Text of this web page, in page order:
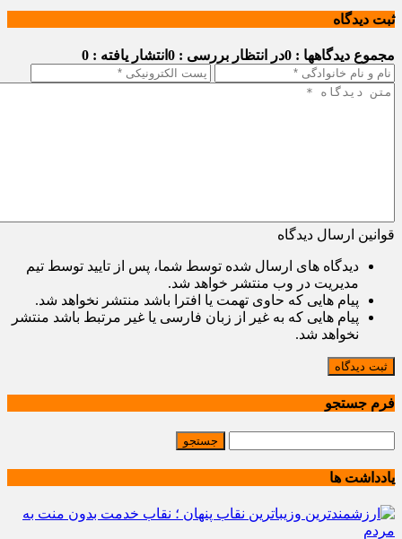
ثبت دیدگاه
مجموع دیدگاهها : 0 در انتظار بررسی : 0 انتشار یافته : 0
قوانین ارسال دیدگاه
دیدگاه های ارسال شده توسط شما، پس از تایید توسط تیم
مدیریت در وب منتشر خواهد شد.
پیام هایی که حاوی تهمت یا افترا باشد منتشر نخواهد شد.
پیام هایی که به غیر از زبان فارسی یا غیر مرتبط باشد منتشر
نخواهد شد.
ثبت دیدگاه
فرم جستجو
یادداشت ها